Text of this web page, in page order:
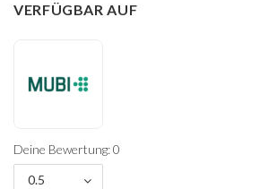
VERFÜGBAR AUF
Deine Bewertung: 0
0.5